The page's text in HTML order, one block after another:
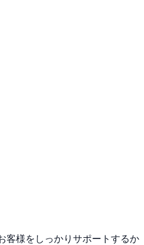
客様をしっかりサポートするか